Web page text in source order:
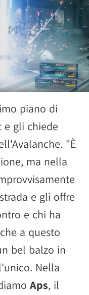
piano di
e gli chiede
"È
ma nella
e gli offre
e chi ha
a questo
bel balzo in
Nella
Aps, il